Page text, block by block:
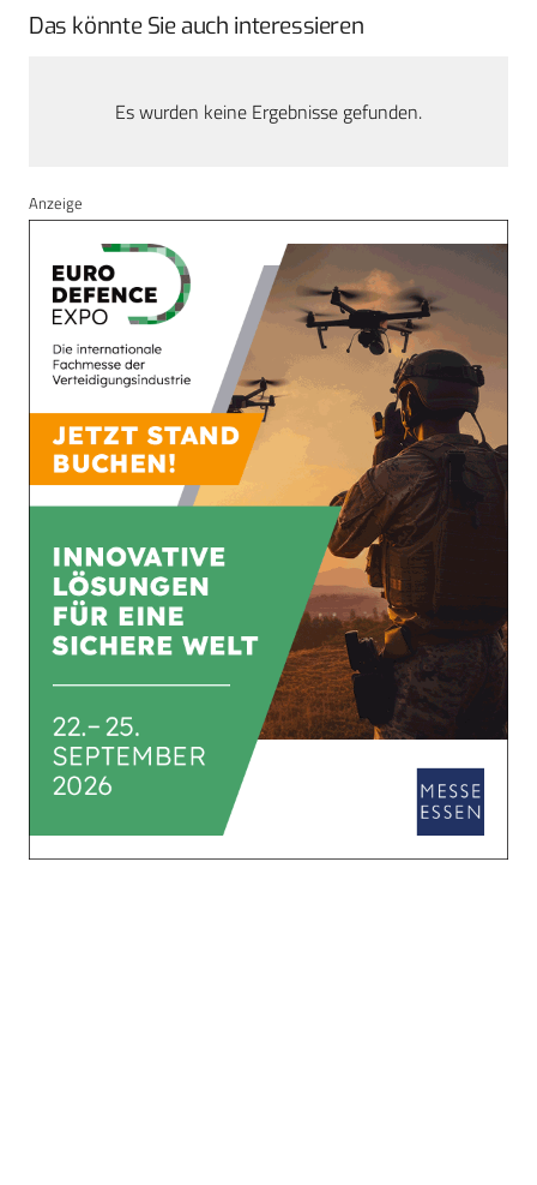
Das könnte Sie auch interessieren
Es wurden keine Ergebnisse gefunden.
Anzeige